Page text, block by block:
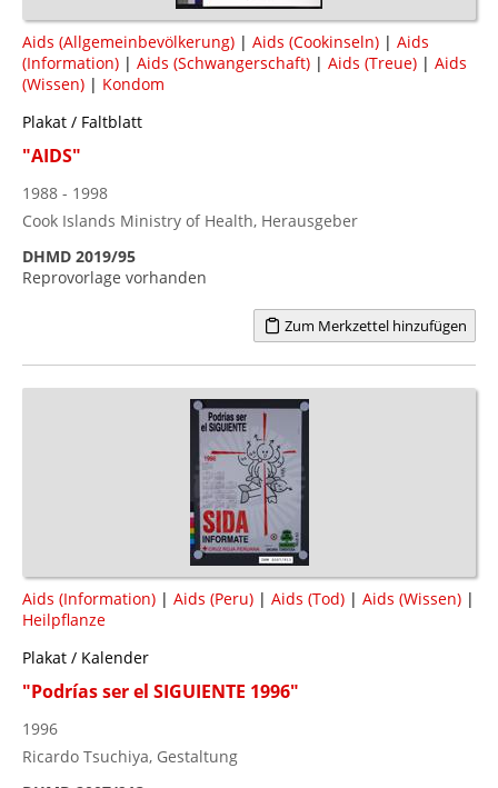
Aids (Allgemeinbevölkerung) | Aids (Cookinseln) | Aids
(Information) | Aids (Schwangerschaft) | Aids (Treue) | Aids
(Wissen) | Kondom
Plakat / Faltblatt
"AIDS"
1988 - 1998
Cook Islands Ministry of Health, Herausgeber
DHMD 2019/95
Reprovorlage vorhanden
Zum Merkzettel hinzufügen
Aids (Information) | Aids (Peru) | Aids (Tod) | Aids (Wissen) |
Heilpflanze
Plakat / Kalender
"Podrías ser el SIGUIENTE 1996"
1996
Ricardo Tsuchiya, Gestaltung